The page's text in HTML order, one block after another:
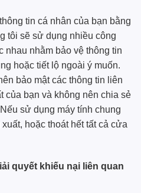
tin cá nhân của bạn bằng
tôi sẽ sử dụng nhiều công
nhau nhằm bảo vệ thông tin
hoặc tiết lộ ngoài ý muốn.
bảo mật các thông tin liên
của bạn và không nên chia sẻ
sử dụng máy tính chung
hoặc thoát hết tất cả cửa
quyết khiếu nại liên quan